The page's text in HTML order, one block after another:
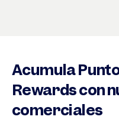
Acumula
Rewards con
comerciales